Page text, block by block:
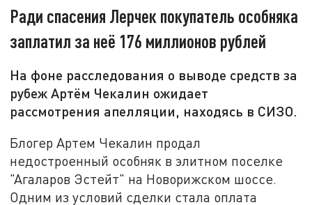
Ради спасения Лерчек покупатель особняка
заплатил за неё 176 миллионов рублей
На фоне расследования о выводе средств за
рубеж Артём Чекалин ожидает
рассмотрения апелляции, находясь в СИЗО.
Блогер Артем Чекалин продал
недостроенный особняк в элитном поселке
"Агаларов Эстейт" на Новорижском шоссе.
Одним из условий сделки стала оплата